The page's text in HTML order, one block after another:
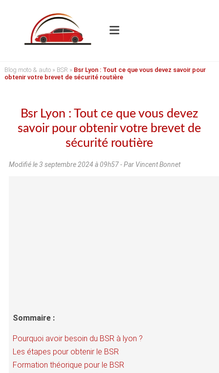
Blog moto & auto» BSR » Bsr Lyon : Tout ce que vous devez savoir pour
obtenir votre brevet de sécurité routière
Bsr Lyon : Tout ce que vous devez
savoir pour obtenir votre brevet de
sécurité routière
Modifié le3 septembre 2024 à 09h57- Par Vincent Bonnet
Sommaire :
Pourquoi avoir besoin du BSR à lyon ?
Les étapes pour obtenir le BSR
Formation théorique pour le BSR